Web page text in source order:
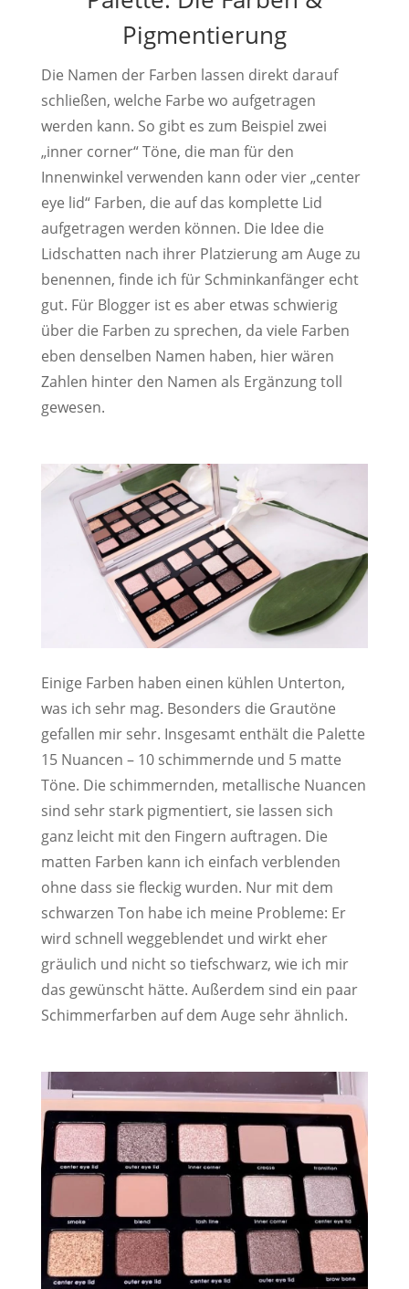
Pigmentierung
Die Namen der Farben lassen direkt darauf
schließen, welche Farbe wo aufgetragen
werden kann. So gibt es zum Beispiel zwei
„inner corner“ Töne, die man für den
Innenwinkel verwenden kann oder vier „center
eye lid“ Farben, die auf das komplette Lid
aufgetragen werden können. Die Idee die
Lidschatten nach ihrer Platzierung am Auge zu
benennen, finde ich für Schminkanfänger echt
gut. Für Blogger ist es aber etwas schwierig
über die Farben zu sprechen, da viele Farben
eben denselben Namen haben, hier wären
Zahlen hinter den Namen als Ergänzung toll
gewesen.
Einige Farben haben einen kühlen Unterton,
was ich sehr mag. Besonders die Grautöne
gefallen mir sehr. Insgesamt enthält die Palette
15 Nuancen – 10 schimmernde und 5 matte
Töne. Die schimmernden, metallische Nuancen
sind sehr stark pigmentiert, sie lassen sich
ganz leicht mit den Fingern auftragen. Die
matten Farben kann ich einfach verblenden
ohne dass sie fleckig wurden. Nur mit dem
schwarzen Ton habe ich meine Probleme: Er
wird schnell weggeblendet und wirkt eher
gräulich und nicht so tiefschwarz, wie ich mir
das gewünscht hätte. Außerdem sind ein paar
Schimmerfarben auf dem Auge sehr ähnlich.